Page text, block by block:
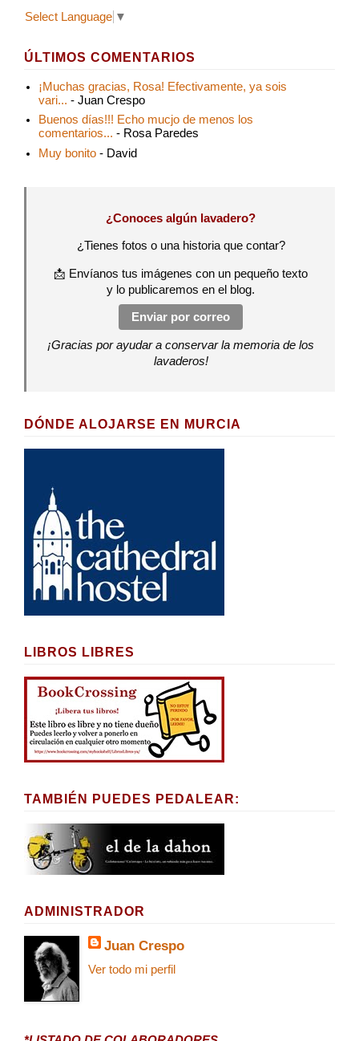
Select Language ▼
ÚLTIMOS COMENTARIOS
¡Muchas gracias, Rosa! Efectivamente, ya sois
vari... - Juan Crespo
Buenos días!!! Echo mucjo de menos los
comentarios... - Rosa Paredes
Muy bonito - David
¿Conoces algún lavadero?
¿Tienes fotos o una historia que contar?
📩 Envíanos tus imágenes con un pequeño texto
y lo publicaremos en el blog.
Enviar por correo
¡Gracias por ayudar a conservar la memoria de los
lavaderos!
DÓNDE ALOJARSE EN MURCIA
LIBROS LIBRES
TAMBIÉN PUEDES PEDALEAR:
ADMINISTRADOR
Juan Crespo
Ver todo mi perfil